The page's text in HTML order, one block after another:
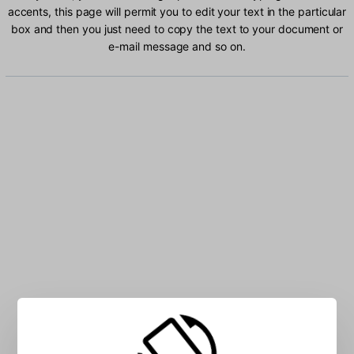
accents, this page will permit you to edit your text in the particular
box and then you just need to copy the text to your document or
e-mail message and so on.
Type Icelandic characters into the box: